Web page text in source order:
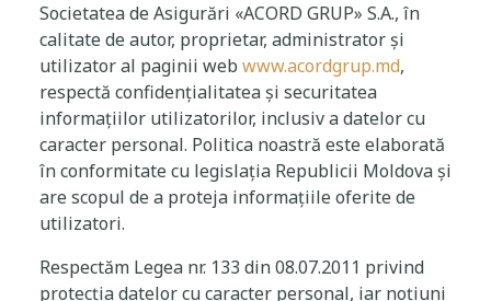
Societatea de Asigurări «ACORD GRUP» S.A., în
calitate de autor, proprietar, administrator și
utilizator al paginii web www.acordgrup.md,
respectă confidențialitatea și securitatea
informațiilor utilizatorilor, inclusiv a datelor cu
caracter personal. Politica noastră este elaborată
în conformitate cu legislația Republicii Moldova și
are scopul de a proteja informațiile oferite de
utilizatori.
Respectăm Legea nr. 133 din 08.07.2011 privind
protecția datelor cu caracter personal, iar noțiuni